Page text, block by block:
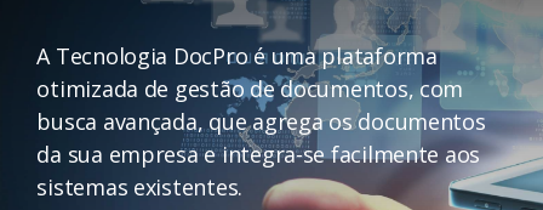
A Tecnologia DocPro é uma plataforma
otimizada de gestão de documentos, com
busca avançada, que agrega os documentos
da sua empresa e integra-se facilmente aos
sistemas existentes.